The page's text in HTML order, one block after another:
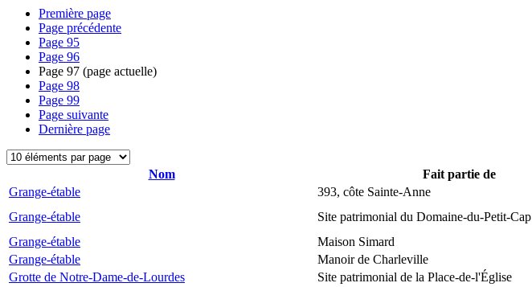
Première page
Page précédente
Page 95
Page 96
Page 97 (page actuelle)
Page 98
Page 99
Page suivante
Dernière page
Nom Fait partie de
Grange-étable
393, côte Sainte-Anne
Grange-étable
Site patrimonial du Domaine-du-Petit-Cap
Grange-étable
Maison Simard
Grange-étable
Manoir de Charleville
Grotte de Notre-Dame-de-Lourdes
Site patrimonial de la Place-de-l'Église